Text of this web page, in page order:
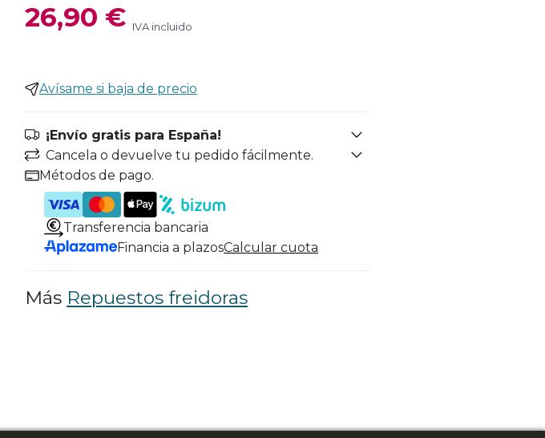
26,90 € IVA incluido
Avísame si baja de precio
¡Envío gratis para España!
Cancela o devuelve tu pedido fácilmente.
Métodos de pago.
Transferencia bancaria
Financia a plazosCalcular cuota
Más Repuestos freidoras